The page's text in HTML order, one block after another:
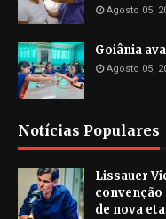
Agosto 05,
Goiânia
Agosto 05,
Notícias Populares
Lissauer
de nova